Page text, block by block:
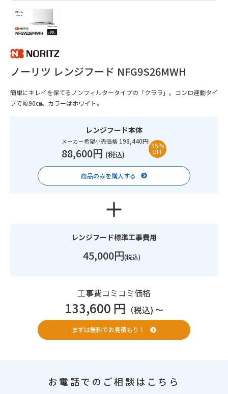
ノーリツ レンジフード NFG9S26MWH
簡単にキレイを保てるノンフィルタータイプの「クララ」。コンロ連動タイ
プで幅90㎝。カラーはホワイト。
レンジフード本体
メーカー希望小売価格 198,440円
88,600円 (税込)
55%
OFF
商品のみを購入する
レンジフード標準工事費用
45,000円(税込)
工事費コミコミ価格
133,600 円 （税込) 〜
まずは無料でお見積もり！
お電話でのご相談はこちら